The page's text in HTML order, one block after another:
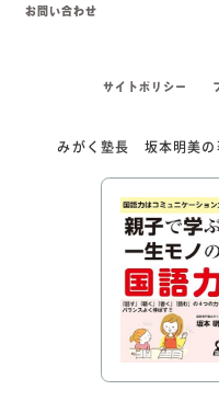
お問い合わせ
サイトポリシー
みがく塾長 坂本明美の